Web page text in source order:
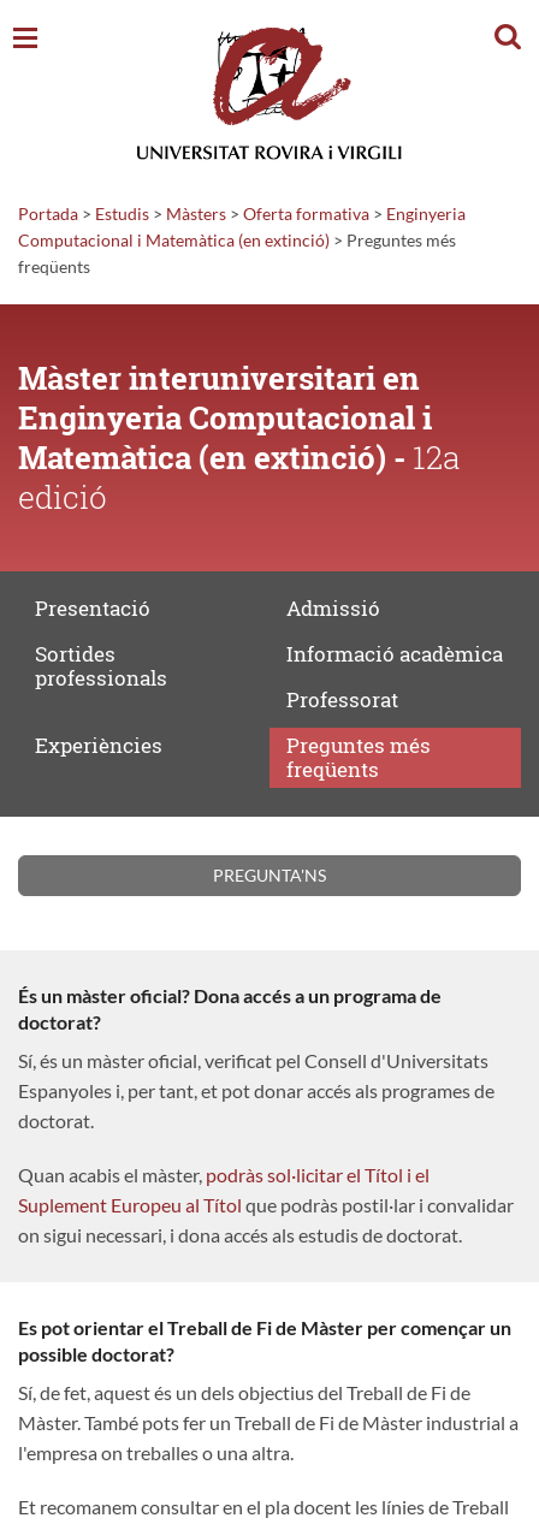
Portada > Estudis > Màsters > Oferta formativa > Enginyeria
Computacional i Matemàtica (en extinció) > Preguntes més
freqüents
Màster interuniversitari en
Enginyeria Computacional i
Matemàtica (en extinció) - 12a
edició
Presentació
Admissió
Sortides
professionals
Informació acadèmica
Professorat
Experiències
Preguntesmés
freqüents
Preguntes
freqüents
PREGUNTA'NS
És un màster oficial? Dona accés a un programa de
doctorat?
Sí, és un màster oficial, verificat pel Consell d'Universitats
Espanyoles i, per tant, et pot donar accés als programes de
doctorat.
Quan acabis el màster, podràs sol·licitar el Títol i el
Suplement Europeu al Títol que podràs postil·lar i convalidar
on sigui necessari, i dona accés als estudis de doctorat.
Es pot orientar el Treball de Fi de Màster per començar un
possible doctorat?
Sí, de fet, aquest és un dels objectius del Treball de Fi de
Màster. També pots fer un Treball de Fi de Màster industrial a
l'empresa on treballes o una altra.
Et recomanem consultar en el pla docent les línies de Treball